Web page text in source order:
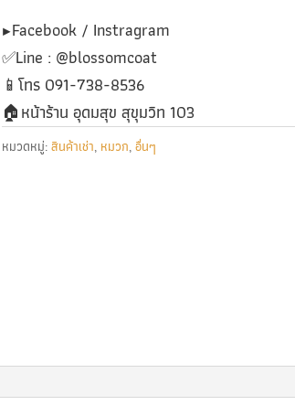
▶️Facebook / Instragram
✅️Line : @blossomcoat
📱โทร 091-738-8536
🏠หน้าร้าน อุดมสุข สุขุมวิท 103
หมวดหมู่:สินค้าเช่า, หมวก,อื่นๆ